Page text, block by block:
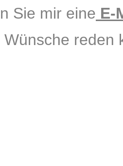
Sie mir eine E-
reden